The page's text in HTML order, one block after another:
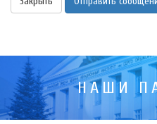
НАШИ